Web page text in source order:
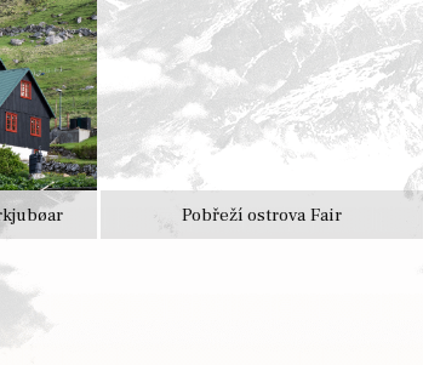
Pobřeží ostrova Fair